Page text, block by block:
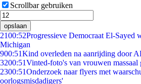
Scrollbar gebruiken
opslaan
2100:52Progressieve Democraat El-Sayed
Michigan
900:51Kind overleden na aanrijding door
3200:51Vinted-foto's van vrouwen massaal
2300:51Onderzoek naar flyers met
oorlogsmisdadigers'